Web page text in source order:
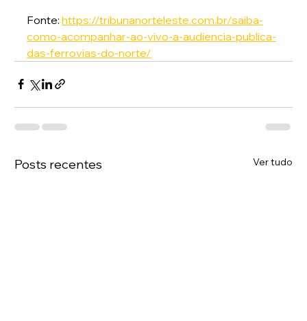
Fonte: https://tribunanorteleste.com.br/saiba-
como-acompanhar-ao-vivo-a-audiencia-publica-
das-ferrovias-do-norte/
Posts recentes Ver tudo